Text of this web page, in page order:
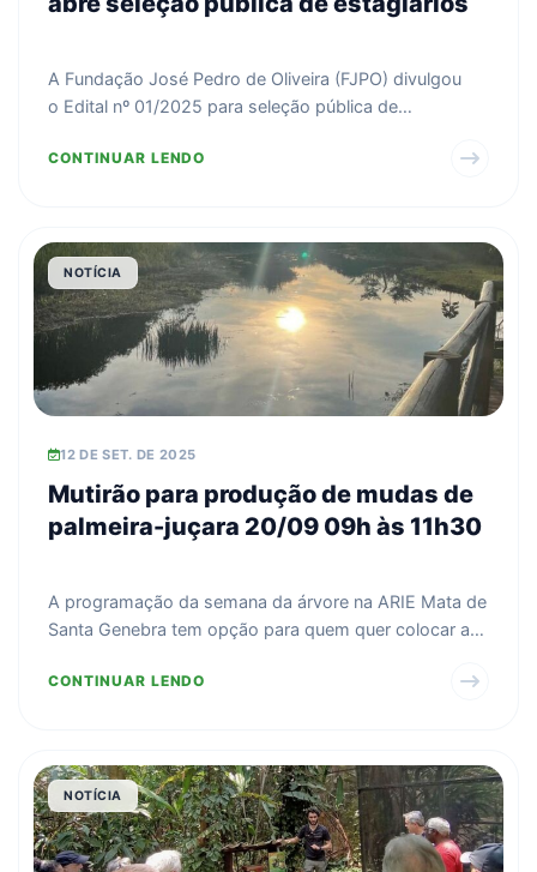
A Fundação José Pedro de Oliveira (FJPO) divulgou
o Edital nº 01/2025 para seleção pública de
CONTINUAR LENDO
NOTÍCIA
12 DE SET. DE 2025
Mutirão para produção de mudas de
palmeira-juçara 20/09 09h às 11h30
A programação da semana da árvore na ARIE Mata de
Santa Genebra tem opção para quem quer colocar a
CONTINUAR LENDO
NOTÍCIA